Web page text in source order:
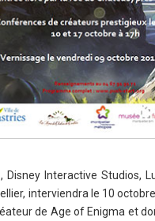
Interactive Studios,
interviendra le 10
de Age of Enigma et